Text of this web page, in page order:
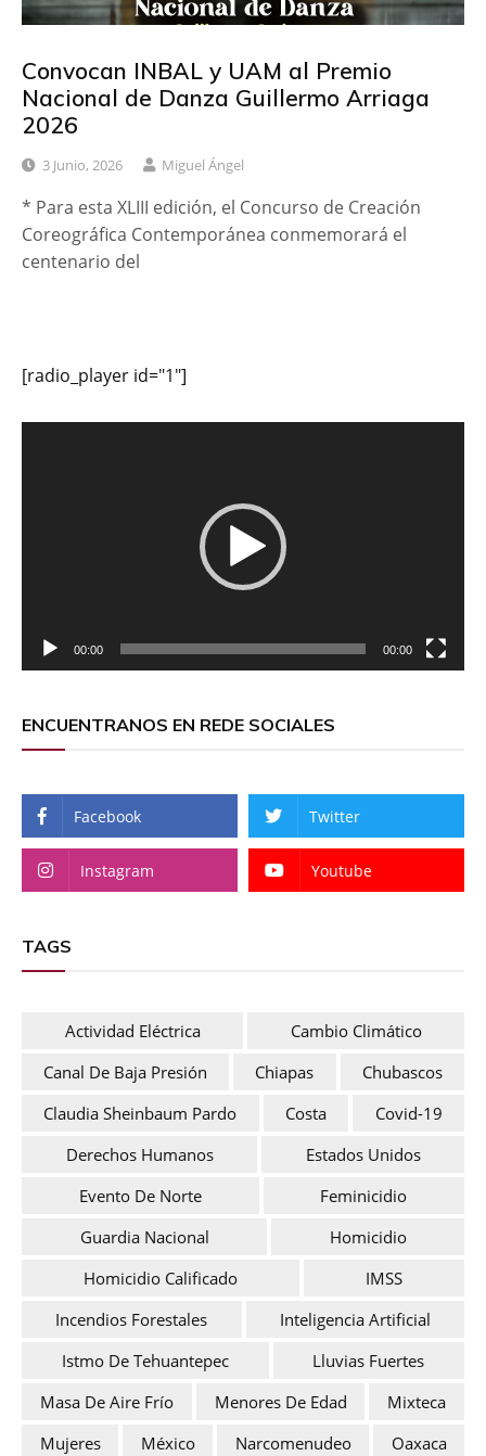
Convocan INBAL y UAM al Premio
Nacional de Danza Guillermo Arriaga
2026
3 Junio, 2026 Miguel Ángel
* Para esta XLIII edición, el Concurso de Creación
Coreográfica Contemporánea conmemorará el
centenario del
[radio_player id="1"]
00:00 00:00
ENCUENTRANOS EN REDE SOCIALES
Facebook Twitter
Instagram Youtube
TAGS
Actividad Eléctrica
Cambio Climático
Canal De Baja Presión
Chiapas
Chubascos
Claudia Sheinbaum Pardo
Costa
Covid-19
Derechos Humanos
Estados Unidos
Evento De Norte
Feminicidio
Guardia Nacional
Homicidio
Homicidio Calificado
IMSS
Incendios Forestales
Inteligencia Artificial
Istmo De Tehuantepec
Lluvias Fuertes
Masa De Aire Frío
Menores De Edad
Mixteca
Mujeres
México Narcomenudeo
Oaxaca